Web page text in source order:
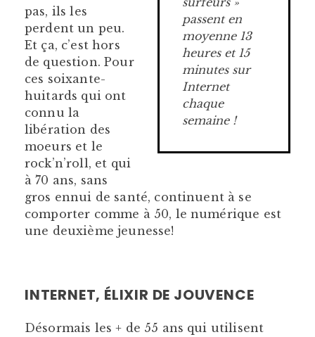
passent en
moyenne 13
heures et 15
minutes sur
Internet
chaque
semaine !
pas, ils les
perdent un peu.
Et ça, c’est hors
de question. Pour
ces soixante-
huitards qui ont
connu la
libération des
moeurs et le
rock’n’roll, et qui
à 70 ans, sans
gros ennui de santé, continuent à se
comporter comme à 50, le numérique est
une deuxième jeunesse!
INTERNET, ÉLIXIR DE JOUVENCE
Désormais les + de 55 ans qui utilisent